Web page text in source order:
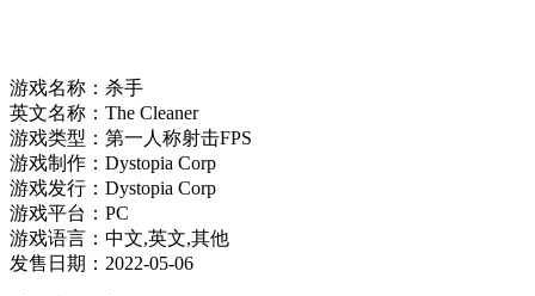
游戏名称：杀手
英文名称：The Cleaner
游戏类型：第一人称射击FPS
游戏制作：Dystopia Corp
游戏发行：Dystopia Corp
游戏平台：PC
游戏语言：中文,英文,其他
发售日期：2022-05-06